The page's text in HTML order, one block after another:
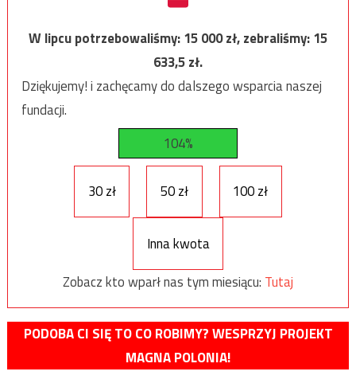
W lipcu potrzebowaliśmy:15 000zł, zebraliśmy:15
633,5zł.
Dziękujemy! i zachęcamy do dalszego wsparcia naszej
fundacji.
104%
30 zł 50 zł 100 zł
Inna kwota
Zobacz kto wparł nas tym miesiącu: Tutaj
PODOBA CI SIĘ TO CO ROBIMY? WESPRZYJ PROJEKT
MAGNA POLONIA!